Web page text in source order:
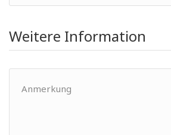
Weitere Information